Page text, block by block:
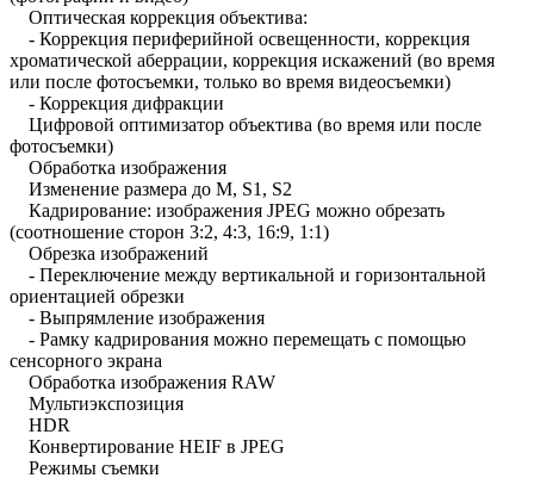
Оптическая коррекция объектива:
- Коррекция периферийной освещенности, коррекция
хроматической аберрации, коррекция искажений (во время
или после фотосъемки, только во время видеосъемки)
- Коррекция дифракции
Цифровой оптимизатор объектива (во время или после
фотосъемки)
Обработка изображения
Изменение размера до M, S1, S2
Кадрирование: изображения JPEG можно обрезать
(соотношение сторон 3:2, 4:3, 16:9, 1:1)
Обрезка изображений
- Переключение между вертикальной и горизонтальной
ориентацией обрезки
- Выпрямление изображения
- Рамку кадрирования можно перемещать с помощью
сенсорного экрана
Обработка изображения RAW
Мультиэкспозиция
HDR
Конвертирование HEIF в JPEG
Режимы съемки